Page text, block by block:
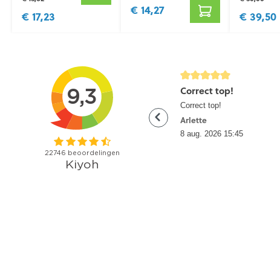
€ 17,23 € 14,27 € 39,50
detail.reviewRatingAltText
Correct top!
Correct top!
Arlette
8 aug. 2026 15:45